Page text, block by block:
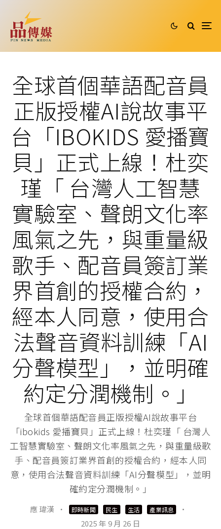
全球首個華語配音員
正版授權AI說故事平
台「IBOKIDS 愛播寶
貝」正式上線！杜奕
瑾「 台灣人工智慧
實驗室、聲朗文化率
風氣之先，與重量級
歌手、配音員簽訂業
界首創的授權合約，
經本人同意，使用合
法聲音資料訓練「AI
分聲模型」，並明確
約定分潤機制。」
全球首個華語配音員正版授權AI說故事平台
「ibokids 愛播寶貝」正式上線！杜奕瑾「 台灣人
工智慧實驗室、聲朗文化率風氣之先，與重量級歌
手、配音員簽訂業界首創的授權合約，經本人同
意，使用合法聲音資料訓練「AI分聲模型」，並明
確約定分潤機制。」
應 瑋漢 · 即時新聞 民生 生活 產業訊息
·
2025 年 9 月 26 日